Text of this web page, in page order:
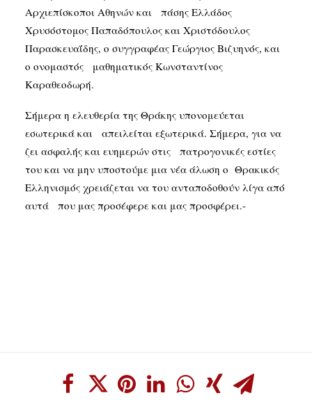
Αρχιεπίσκοποι Αθηνών και πάσης Ελλάδος
Χρυσόστομος Παπαδόπουλος και Χριστόδουλος
Παρασκευαΐδης, ο συγγραφέας Γεώργιος Βιζυηνός, και
ο ονομαστός μαθηματικός Κωνσταντίνος
Καραθεοδωρή.
Σήμερα η ελευθερία της Θράκης υπονομεύεται
εσωτερικά και απειλείται εξωτερικά. Σήμερα, για να
ζει ασφαλής και ευημερών στις πατρογονικές εστίες
του και να μην υποστούμε μια νέα άλωση ο Θρακικός
Ελληνισμός χρειάζεται να του ανταποδοθούν λίγα από
αυτά που μας προσέφερε και μας προσφέρει.-